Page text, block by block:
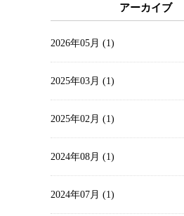
アーカイブ
2026年05月 (1)
2025年03月 (1)
2025年02月 (1)
2024年08月 (1)
2024年07月 (1)